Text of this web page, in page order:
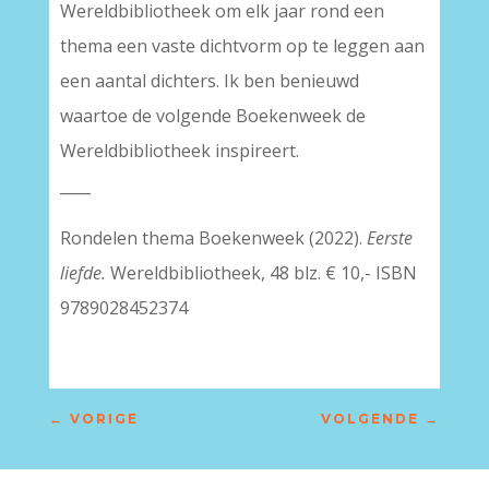
Wereldbibliotheek om elk jaar rond een
thema een vaste dichtvorm op te leggen aan
een aantal dichters. Ik ben benieuwd
waartoe de volgende Boekenweek de
Wereldbibliotheek inspireert.
Rondelen thema Boekenweek (2022). Eerste
liefde. Wereldbibliotheek, 48 blz. € 10,- ISBN
9789028452374
← VORIGE VOLGENDE →